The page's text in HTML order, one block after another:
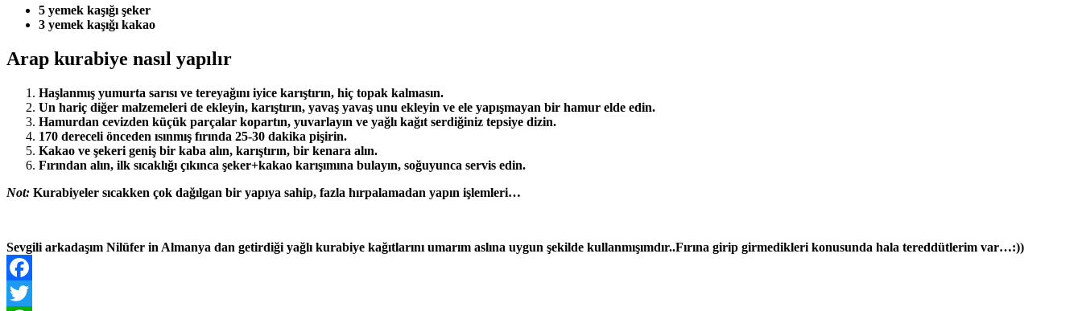
5 yemek kaşığı şeker
3 yemek kaşığı kakao
Arap kurabiye nasıl yapılır
Haşlanmış yumurta sarısı ve tereyağını iyice karıştırın, hiç topak kalmasın.
Un hariç diğer malzemeleri de ekleyin, karıştırın, yavaş yavaş unu ekleyin ve ele yapışmayan bir hamur elde edin.
Hamurdan cevizden küçük parçalar kopartın, yuvarlayın ve yağlı kağıt serdiğiniz tepsiye dizin.
170 dereceli önceden ısınmış fırında 25-30 dakika pişirin.
Kakao ve şekeri geniş bir kaba alın, karıştırın, bir kenara alın.
Fırından alın, ilk sıcaklığı çıkınca şeker+kakao karışımına bulayın, soğuyunca servis edin.
Not: Kurabiyeler sıcakken çok dağılgan bir yapıya sahip, fazla hırpalamadan yapın işlemleri…
Sevgili arkadaşım Nilüfer in Almanya dan getirdiği yağlı kurabiye kağıtlarını umarım aslına uygun şekilde kullanmışımdır..Fırına girip girmedikleri konusunda hala tereddütlerim var…:))
Facebook